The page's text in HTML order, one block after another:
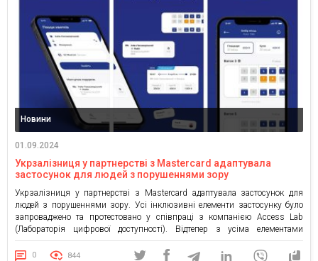
Новини
01.09.2024
Укрзалізниця у партнерстві з Mastercard адаптувала
застосунок для людей з порушеннями зору
Укрзалізниця у партнерстві з Mastercard адаптувала застосунок для
людей з порушеннями зору. Усі інклюзивні елементи застосунку було
запроваджено та протестовано у співпраці з компанією Access Lab
(Лабораторія цифрової доступності). Відтепер з усіма елементами
інтерфейсу застосунку можна взаємодіяти за допомогою голосового
керування та озвучення VoiceOver (iOS) та TalkBack (Android). Для цього
0 844